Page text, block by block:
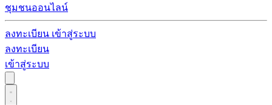
ชุมชนออนไลน์
ลงทะเบียน เข้าสู่ระบบ
ลงทะเบียน
เข้าสู่ระบบ